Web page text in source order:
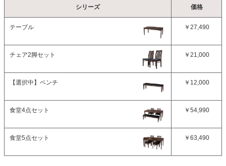
シリーズ 価格
テーブル ￥27,490
チェア2脚セット ￥21,000
【選択中】 ベンチ ￥12,000
食堂4点セット ￥54,990
食堂5点セット ￥63,490